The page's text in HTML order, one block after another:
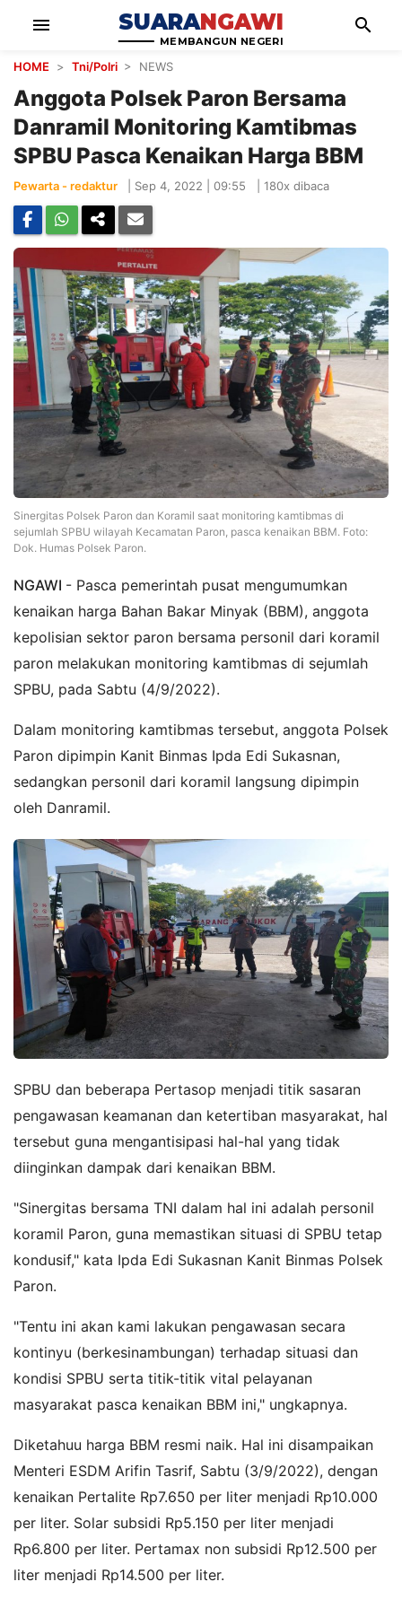
menu SUARANGAWI
MEMBANGUN NEGERI
search
HOME > Tni/Polri > NEWS
Anggota Polsek Paron Bersama
Danramil Monitoring Kamtibmas
SPBU Pasca Kenaikan Harga BBM
Pewarta - redaktur Sep 4, 2022 | 09:55 180x dibaca
Sinergitas Polsek Paron dan Koramil saat monitoring kamtibmas di
sejumlah SPBU wilayah Kecamatan Paron, pasca kenaikan BBM. Foto:
Dok. Humas Polsek Paron.
NGAWI - Pasca pemerintah pusat mengumumkan
kenaikan harga Bahan Bakar Minyak (BBM), anggota
kepolisian sektor paron bersama personil dari koramil
paron melakukan monitoring kamtibmas di sejumlah
SPBU, pada Sabtu (4/9/2022).
Dalam monitoring kamtibmas tersebut, anggota Polsek
Paron dipimpin Kanit Binmas Ipda Edi Sukasnan,
sedangkan personil dari koramil langsung dipimpin
oleh Danramil.
SPBU dan beberapa Pertasop menjadi titik sasaran
pengawasan keamanan dan ketertiban masyarakat, hal
tersebut guna mengantisipasi hal-hal yang tidak
diinginkan dampak dari kenaikan BBM.
"Sinergitas bersama TNI dalam hal ini adalah personil
koramil Paron, guna memastikan situasi di SPBU tetap
kondusif," kata Ipda Edi Sukasnan Kanit Binmas Polsek
Paron.
"Tentu ini akan kami lakukan pengawasan secara
kontinyu (berkesinambungan) terhadap situasi dan
kondisi SPBU serta titik-titik vital pelayanan
masyarakat pasca kenaikan BBM ini," ungkapnya.
Diketahuu harga BBM resmi naik. Hal ini disampaikan
Menteri ESDM Arifin Tasrif, Sabtu (3/9/2022), dengan
kenaikan Pertalite Rp7.650 per liter menjadi Rp10.000
per liter. Solar subsidi Rp5.150 per liter menjadi
Rp6.800 per liter. Pertamax non subsidi Rp12.500 per
liter menjadi Rp14.500 per liter.